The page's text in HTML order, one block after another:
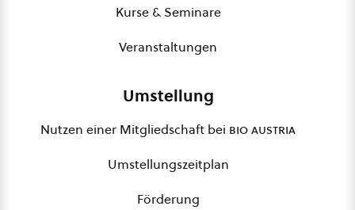
Kurse & Seminare
Veranstaltungen
Umstellung
Nutzen einer Mitgliedschaft bei bio austria
Umstellungszeitplan
Förderung